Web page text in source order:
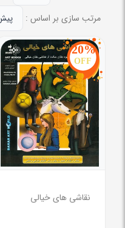
مرتب سازی بر اساس :
20%
OFF
نقاشی های خیالی